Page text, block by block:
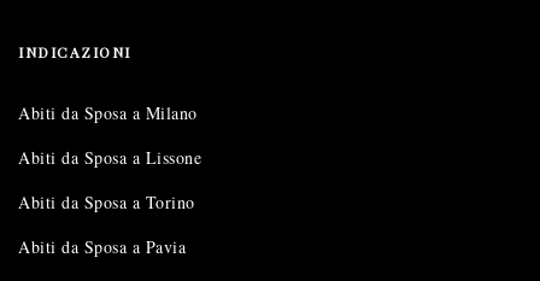
INDICAZIONI
Abiti da Sposa a Milano
Abiti da Sposa a Lissone
Abiti da Sposa a Torino
Abiti da Sposa a Pavia